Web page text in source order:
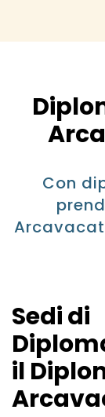
Con
Sedi di
il